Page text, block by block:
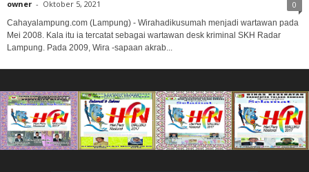
owner - Oktober 5, 2021 0
Cahayalampung.com (Lampung) - Wirahadikusumah menjadi wartawan pada
Mei 2008. Kala itu ia tercatat sebagai wartawan desk kriminal SKH Radar
Lampung. Pada 2009, Wira -sapaan akrab...